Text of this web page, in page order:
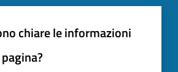
chiare le informazioni